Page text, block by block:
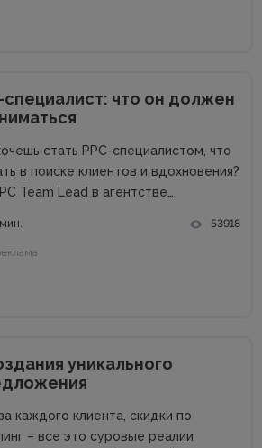
специалист: что он должен
стать РРС-специалистом, что
в поиске клиентов и вдохновения?
Team Lead в агентстве
специалиста по контекстной
53918
уникального
каждого клиента, скидки по
– все это суровые реалии